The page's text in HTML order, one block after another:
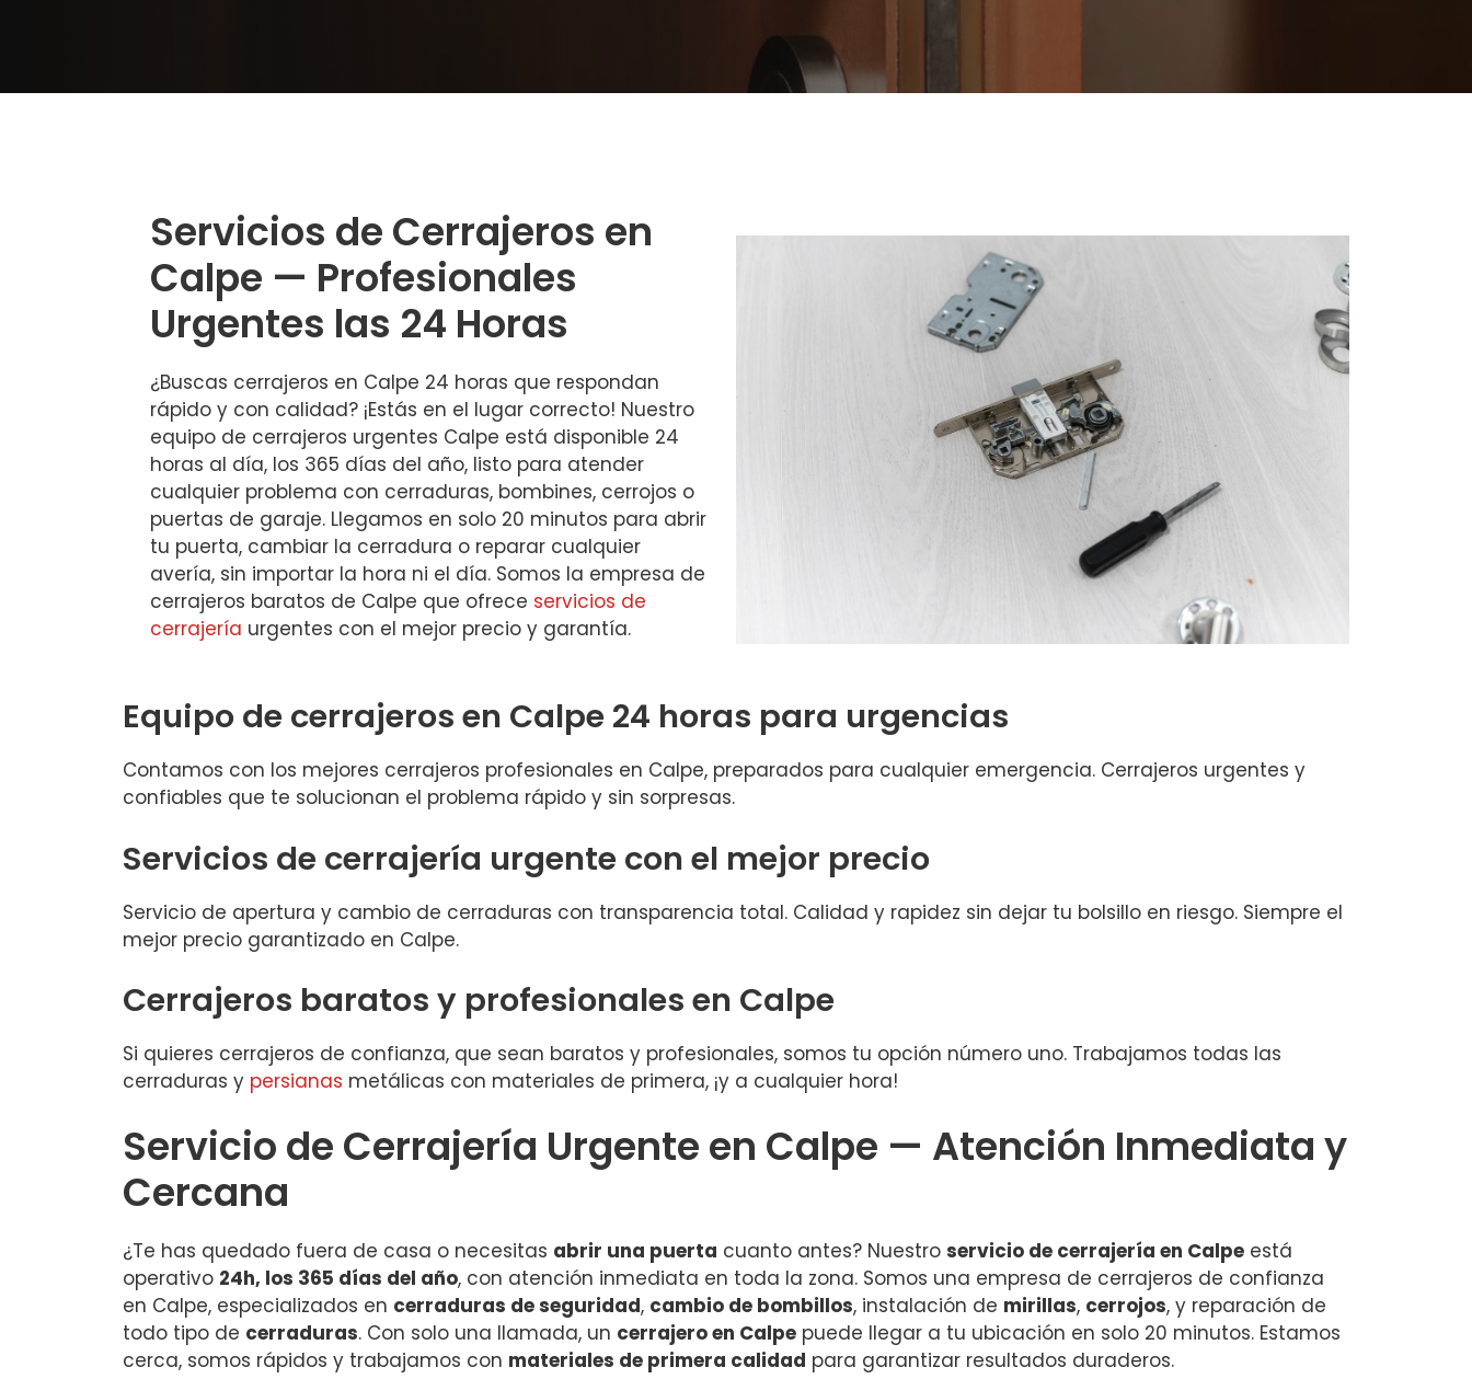
Servicios de Cerrajeros en
Calpe — Profesionales
Urgentes las 24 Horas
¿Buscas cerrajeros en Calpe 24 horas que respondan
rápido y con calidad? ¡Estás en el lugar correcto! Nuestro
equipo de cerrajeros urgentes Calpe está disponible 24
horas al día, los 365 días del año, listo para atender
cualquier problema con cerraduras, bombines, cerrojos o
puertas de garaje. Llegamos en solo 20 minutos para abrir
tu puerta, cambiar la cerradura o reparar cualquier
avería, sin importar la hora ni el día. Somos la empresa de
cerrajeros baratos de Calpe que ofrece servicios de
cerrajería urgentes con el mejor precio y garantía.
Equipo de cerrajeros en Calpe 24 horas para urgencias
Contamos con los mejores cerrajeros profesionales en Calpe, preparados para cualquier emergencia. Cerrajeros urgentes y
confiables que te solucionan el problema rápido y sin sorpresas.
Servicios de cerrajería urgente con el mejor precio
Servicio de apertura y cambio de cerraduras con transparencia total. Calidad y rapidez sin dejar tu bolsillo en riesgo. Siempre el
mejor precio garantizado en Calpe.
Cerrajeros baratos y profesionales en Calpe
Si quieres cerrajeros de confianza, que sean baratos y profesionales, somos tu opción número uno. Trabajamos todas las
cerraduras y persianas metálicas con materiales de primera, ¡y a cualquier hora!
Servicio de Cerrajería Urgente en Calpe — Atención Inmediata y
Cercana
¿Te has quedado fuera de casa o necesitas abrir una puerta cuanto antes? Nuestro servicio de cerrajería en Calpe está
operativo 24h, los 365 días del año, con atención inmediata en toda la zona. Somos una empresa de cerrajeros de confianza
en Calpe, especializados en cerraduras de seguridad, cambio de bombillos, instalación de mirillas, cerrojos, y reparación de
todo tipo de cerraduras. Con solo una llamada, un cerrajero en Calpe puede llegar a tu ubicación en solo 20 minutos. Estamos
cerca, somos rápidos y trabajamos con materiales de primera calidad para garantizar resultados duraderos.